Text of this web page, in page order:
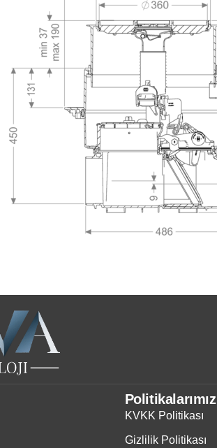
Politikalarımız
KVKK Politikası
Gizlilik Politikası